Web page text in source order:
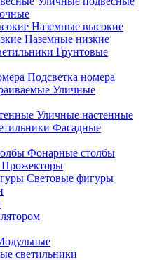
Наземные высокие
Наземные низкие
Грунтовые
Подсветка номера
Уличные
Уличные настенные
Фасадные
Фонарные столбы
Прожекторы
Световые фигуры